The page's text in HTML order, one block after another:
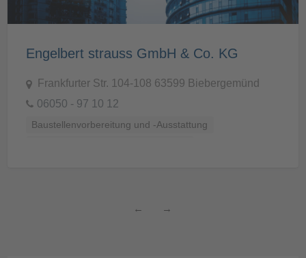
Engelbert strauss GmbH & Co. KG
Frankfurter Str. 104-108 63599 Biebergemünd
06050 - 97 10 12
Baustellenvorbereitung und -Ausstattung
← →